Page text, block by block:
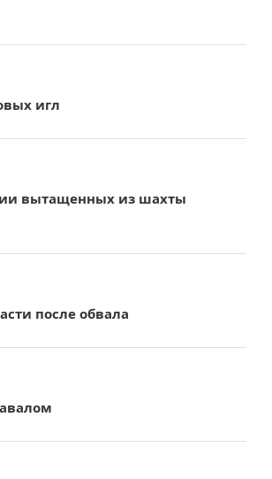
игл
вытащенных из шахты
после обвала